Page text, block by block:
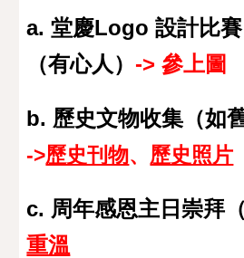
a. 堂慶Logo 設計比
（有心人） -> 參上圖
b. 歷史文物收集（如
->歷史刊物、 歷史照片
c. 周年感恩主日崇拜
重溫